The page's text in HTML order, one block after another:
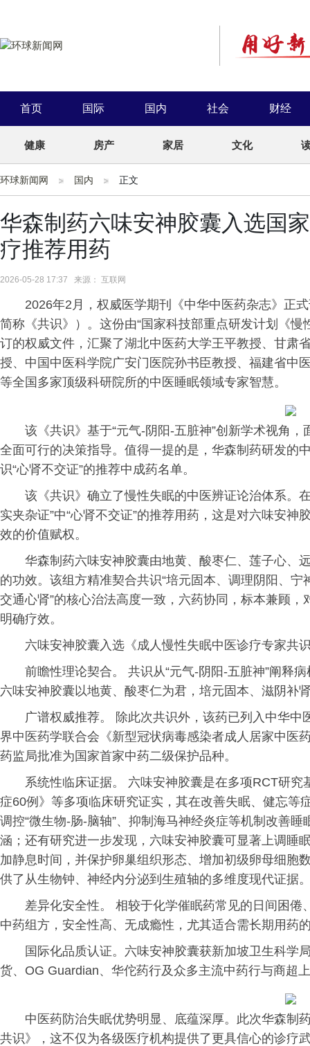
首页 国际 国内 社会 财经
健康 房产 家居 文化
环球新闻网 国内 正文
华森制药六味安神胶囊入选国
疗推荐用药
2026-05-28 17:37 来源： 互联网
2026年2月，权威医学期刊《中华中医药杂志》正
简称《共识》）。这份由“国家科技部重点研发计划《
订的权威文件，汇聚了湖北中医药大学王平教授、甘肃
授、中国中医科学院广安门医院孙书臣教授、福建省中
等全国多家顶级科研院所的中医睡眠领域专家智慧。
该《共识》基于“元气-阴阳-五脏神”创新学术视角
全面可行的决策指导。值得一提的是，华森制药研发的
识“心肾不交证”的推荐中成药名单。
该《共识》确立了慢性失眠的中医辨证论治体系。
实夹杂证”中“心肾不交证”的推荐用药，这是对六味安
效的价值赋权。
华森制药六味安神胶囊由地黄、酸枣仁、莲子心、
的功效。该组方精准契合共识“培元固本、调理阴阳、
交通心肾”的核心治法高度一致，六药协同，标本兼顾
明确疗效。
六味安神胶囊入选《成人慢性失眠中医诊疗专家共
前瞻性理论契合。 共识从“元气-阴阳-五脏神”阐释
六味安神胶囊以地黄、酸枣仁为君，培元固本、滋阴补
广谱权威推荐。 除此次共识外，该药已列入中华
界中医药学联合会《新型冠状病毒感染者成人居家中医
药监局批准为国家首家中药二级保护品种。
系统性临床证据。 六味安神胶囊是在多项RCT研
症60例》等多项临床研究证实，其在改善失眠、健忘等
调控“微生物-肠-脑轴”、抑制海马神经炎症等机制改善
涵；还有研究进一步发现，六味安神胶囊可显著上调睡
加静息时间，并保护卵巢组织形态、增加初级卵母细胞
供了从生物钟、神经内分泌到生殖轴的多维度现代证据
差异化安全性。 相较于化学催眠药常见的日间困
中药组方，安全性高、无成瘾性，尤其适合需长期用药
国际化品质认证。六味安神胶囊获新加坡卫生科学
货、OG Guardian、华佗药行及众多主流中药行与商超
中医药防治失眠优势明显、底蕴深厚。此次华森制
共识》，这不仅为各级医疗机构提供了更具信心的诊疗